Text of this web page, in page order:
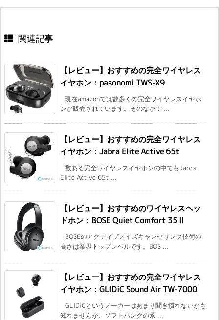
関連記事
【レビュー】おすすめの完全ワイヤレス
イヤホン：pasonomi TWS-X9
現在amazonでは数多くの完全ワイヤレスイヤホ
ンが販売されています。そのなかで ...
【レビュー】おすすめの完全ワイヤレス
イヤホン：Jabra Elite Active 65t
数ある完全ワイヤレスイヤホンの中でもJabra
Elite Active 65t ...
【レビュー】おすすめのワイヤレスヘッ
ドホン：BOSE Quiet Comfort 35Ⅱ
BOSEのアクティブノイズキャンセリング技術の
高さは業界トップレベルです。BOS ...
【レビュー】おすすめの完全ワイヤレス
イヤホン：GLIDiC Sound Air TW-7000
GLIDiCというメーカーはあまり聞き慣れないかも
知れませんが、ソフトバンクの系 ...